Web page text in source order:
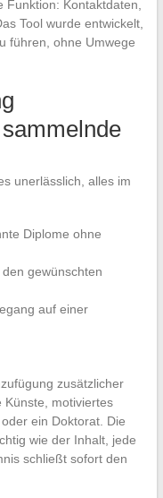
Kontaktdaten,
Tool wurde entwickelt,
führen, ohne Umwege
unerlässlich, alles im
Diplome ohne
gewünschten
auf einer
zusätzlicher
Künste, motiviertes
ein Doktorat. Die
wie der Inhalt, jede
schließt sofort den